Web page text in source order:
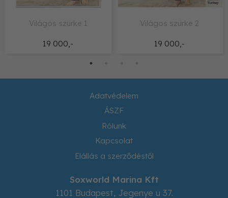
19 000,-
Világos szürke 1
19 000,-
Világos szürke 2
Adatvédelem
ÁSZF
Rólunk
Kapcsolat
Elállás a szerződéstől
Soxworld Marina Kft
1101 Budapest, Jegenye u 37.